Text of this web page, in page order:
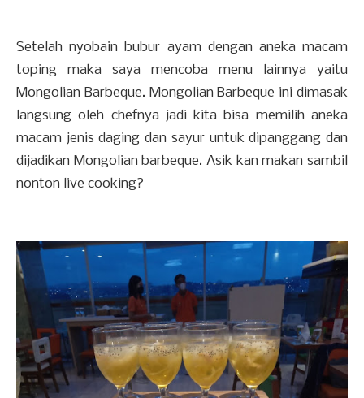
Setelah nyobain bubur ayam dengan aneka macam
toping maka saya mencoba menu lainnya yaitu
Mongolian Barbeque. Mongolian Barbeque ini dimasak
langsung oleh chefnya jadi kita bisa memilih aneka
macam jenis daging dan sayur untuk dipanggang dan
dijadikan Mongolian barbeque. Asik kan makan sambil
nonton live cooking?